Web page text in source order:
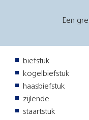
Een
biefstuk
kogelbiefstuk
haasbiefstuk
zijlende
staartstuk